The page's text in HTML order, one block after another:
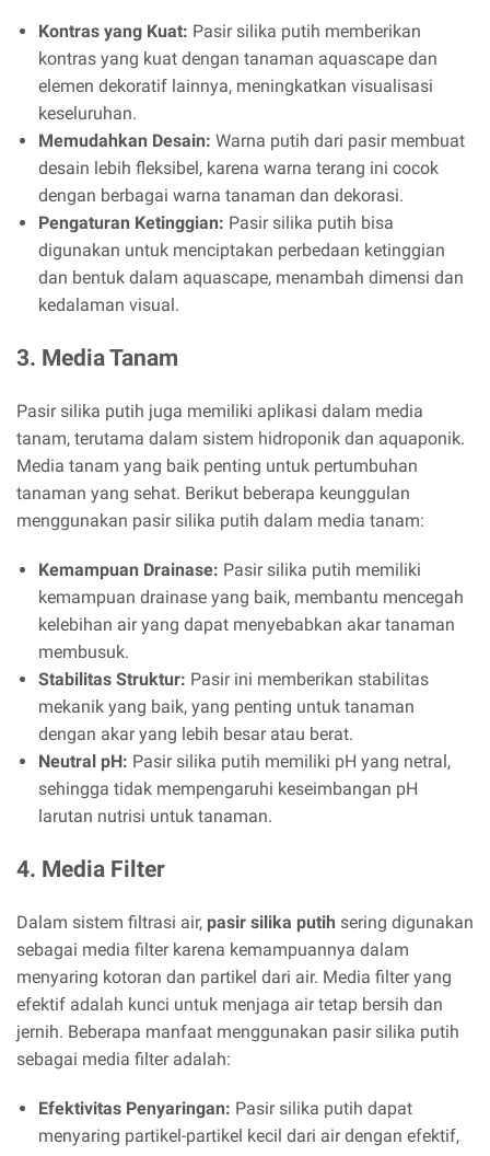
Kontras yang Kuat: Pasir silika putih memberikan
kontras yang kuat dengan tanaman aquascape dan
elemen dekoratif lainnya, meningkatkan visualisasi
keseluruhan.
Memudahkan Desain: Warna putih dari pasir membuat
desain lebih fleksibel, karena warna terang ini cocok
dengan berbagai warna tanaman dan dekorasi.
Pengaturan Ketinggian: Pasir silika putih bisa
digunakan untuk menciptakan perbedaan ketinggian
dan bentuk dalam aquascape, menambah dimensi dan
kedalaman visual.
3. Media Tanam
Pasir silika putih juga memiliki aplikasi dalam media
tanam, terutama dalam sistem hidroponik dan aquaponik.
Media tanam yang baik penting untuk pertumbuhan
tanaman yang sehat. Berikut beberapa keunggulan
menggunakan pasir silika putih dalam media tanam:
Kemampuan Drainase: Pasir silika putih memiliki
kemampuan drainase yang baik, membantu mencegah
kelebihan air yang dapat menyebabkan akar tanaman
membusuk.
Stabilitas Struktur: Pasir ini memberikan stabilitas
mekanik yang baik, yang penting untuk tanaman
dengan akar yang lebih besar atau berat.
Neutral pH: Pasir silika putih memiliki pH yang netral,
sehingga tidak mempengaruhi keseimbangan pH
larutan nutrisi untuk tanaman.
4. Media Filter
Dalam sistem filtrasi air, pasir silika putih sering digunakan
sebagai media filter karena kemampuannya dalam
menyaring kotoran dan partikel dari air. Media filter yang
efektif adalah kunci untuk menjaga air tetap bersih dan
jernih. Beberapa manfaat menggunakan pasir silika putih
sebagai media filter adalah:
Efektivitas Penyaringan: Pasir silika putih dapat
menyaring partikel-partikel kecil dari air dengan efektif,